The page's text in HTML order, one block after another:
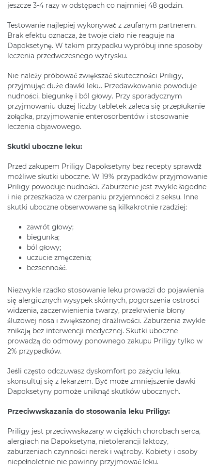
jeszcze 3-4 razy w odstępach co najmniej 48 godzin.
Testowanie najlepiej wykonywać z zaufanym partnerem.
Brak efektu oznacza, że twoje ciało nie reaguje na
Dapoksetynę. W takim przypadku wypróbuj inne sposoby
leczenia przedwczesnego wytrysku.
Nie należy próbować zwiększać skuteczności Priligy,
przyjmując duże dawki leku. Przedawkowanie powoduje
nudności, biegunkę i ból głowy. Przy sporadycznym
przyjmowaniu dużej liczby tabletek zaleca się przepłukanie
żołądka, przyjmowanie enterosorbentów i stosowanie
leczenia objawowego.
Skutki uboczne leku:
Przed zakupem Priligy Dapoksetyny bez recepty sprawdź
możliwe skutki uboczne. W 19% przypadków przyjmowanie
Priligy powoduje nudności. Zaburzenie jest zwykle łagodne
i nie przeszkadza w czerpaniu przyjemności z seksu. Inne
skutki uboczne obserwowane są kilkakrotnie rzadziej:
zawrót głowy;
biegunka;
ból głowy;
uczucie zmęczenia;
bezsenność.
Niezwykle rzadko stosowanie leku prowadzi do pojawienia
się alergicznych wysypek skórnych, pogorszenia ostrości
widzenia, zaczerwienienia twarzy, przekrwienia błony
śluzowej nosa i zwiększonej drażliwości. Zaburzenia zwykle
znikają bez interwencji medycznej. Skutki uboczne
prowadzą do odmowy ponownego zakupu Priligy tylko w
2% przypadków.
Jeśli często odczuwasz dyskomfort po zażyciu leku,
skonsultuj się z lekarzem. Być może zmniejszenie dawki
Dapoksetyny pomoże uniknąć skutków ubocznych.
Przeciwwskazania do stosowania leku Priligy:
Priligy jest przeciwwskazany w ciężkich chorobach serca,
alergiach na Dapoksetyna, nietolerancji laktozy,
zaburzeniach czynności nerek i wątroby. Kobiety i osoby
niepełnoletnie nie powinny przyjmować leku.